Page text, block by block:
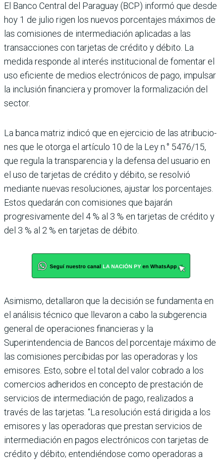
El Banco Central del Paraguay (BCP) informó que desde
hoy 1 de julio rigen los nuevos porcentajes máximos de
las comisiones de intermedia­ción aplicadas a las
transac­ciones con tarjetas de crédito y débito. La
medida responde al interés institucional de fomentar el
uso eficiente de medios electrónicos de pago, impulsar
la inclusión finan­ciera y promover la formali­zación del
sector.
La banca matriz indicó que en ejercicio de las atribucio­
nes que le otorga el artículo 10 de la Ley n.° 5476/15,
que regula la transparencia y la defensa del usuario en
el uso de tarjetas de crédito y débito, se resolvió
mediante nuevas resoluciones, ajustar los porcentajes.
Estos queda­rán con comisiones que baja­rán
progresivamente del 4 % al 3 % en tarjetas de crédito y
del 3 % al 2 % en tarjetas de débito.
Asimismo, detallaron que la decisión se fundamenta en
el análisis técnico que llevaron a cabo la subgerencia
general de operaciones financieras y la
Superintendencia de Ban­cos del porcentaje máximo de
las comisiones percibi­das por las operadoras y los
emisores. Esto, sobre el total del valor cobrado a los
comercios adheridos en con­cepto de prestación de
ser­vicios de intermediación de pago, realizados a
través de las tarjetas. “La resolución está dirigida a los
emisores y las operadoras que pres­tan servicios de
interme­diación en pagos electróni­cos con tarjetas de
crédito y débito; entendiéndose como operadoras a